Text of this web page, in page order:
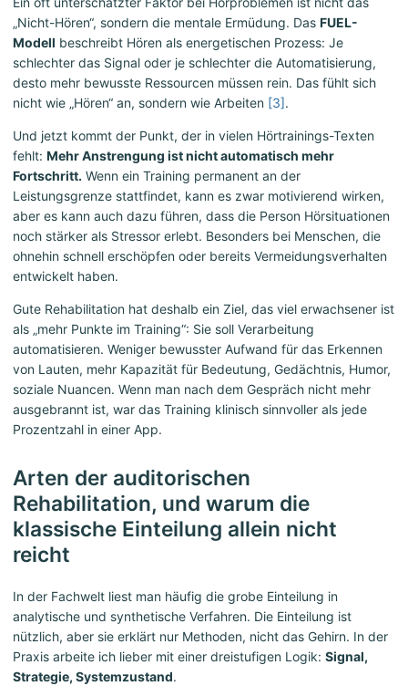
„Nicht-Hören“, sondern die mentale Ermüdung. Das FUEL-
Modell beschreibt Hören als energetischen Prozess: Je
schlechter das Signal oder je schlechter die Automatisierung,
desto mehr bewusste Ressourcen müssen rein. Das fühlt sich
nicht wie „Hören“ an, sondern wie Arbeiten [3].
Und jetzt kommt der Punkt, der in vielen Hörtrainings-Texten
fehlt: Mehr Anstrengung ist nicht automatisch mehr
Fortschritt. Wenn ein Training permanent an der
Leistungsgrenze stattfindet, kann es zwar motivierend wirken,
aber es kann auch dazu führen, dass die Person Hörsituationen
noch stärker als Stressor erlebt. Besonders bei Menschen, die
ohnehin schnell erschöpfen oder bereits Vermeidungsverhalten
entwickelt haben.
Gute Rehabilitation hat deshalb ein Ziel, das viel erwachsener ist
als „mehr Punkte im Training“: Sie soll Verarbeitung
automatisieren. Weniger bewusster Aufwand für das Erkennen
von Lauten, mehr Kapazität für Bedeutung, Gedächtnis, Humor,
soziale Nuancen. Wenn man nach dem Gespräch nicht mehr
ausgebrannt ist, war das Training klinisch sinnvoller als jede
Prozentzahl in einer App.
Arten der auditorischen
Rehabilitation, und warum die
klassische Einteilung allein nicht
reicht
In der Fachwelt liest man häufig die grobe Einteilung in
analytische und synthetische Verfahren. Die Einteilung ist
nützlich, aber sie erklärt nur Methoden, nicht das Gehirn. In der
Praxis arbeite ich lieber mit einer dreistufigen Logik: Signal,
Strategie, Systemzustand.